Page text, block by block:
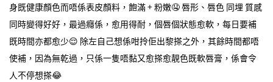
身既健康顏色而唔係表皮顏料，飽滿 + 粉嫩🤤 唇形、唇色 同埋 質感
同時變得好好，最過癮係，愈用得耐，個唇個狀態愈軟，每日要補
既時間亦都愈少😌 除左自己想係咁拎佢出黎搽之外，其餘時間都唔
使補，因為無乾過，只係一隻唔黏又愈搽愈靚色既軟唇膏，係會令
人不停想搽😂